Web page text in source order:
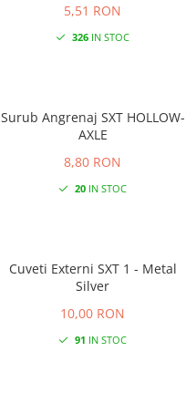
5,51 RON
326 IN STOC
Surub Angrenaj SXT HOLLOW-
AXLE
8,80 RON
20 IN STOC
Cuveti Externi SXT 1 - Metal
Silver
10,00 RON
91 IN STOC